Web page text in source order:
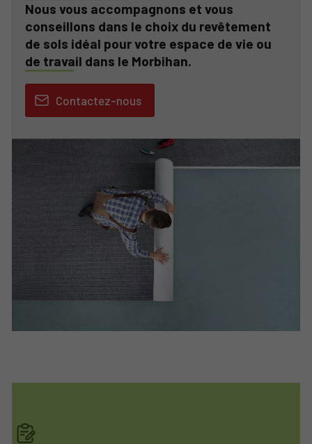
Nous vous accompagnons et vous
conseillons dans le choix du revêtement
de sols idéal pour votre espace de vie ou
de travail dans le Morbihan.
Contactez-nous